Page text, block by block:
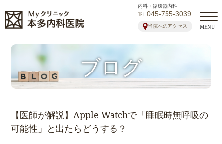
内科・循環器内科
℡ 045-755-3039
当院へのアクセス MENU
ブログ
【医師が解説】Apple Watchで「睡眠時無呼吸の
可能性」と出たらどうする？